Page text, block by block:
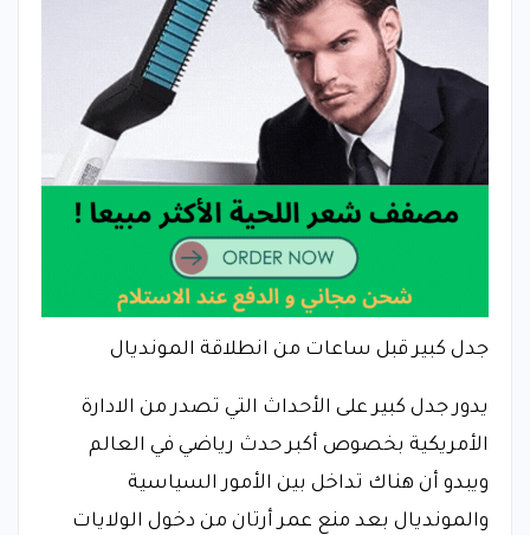
جدل كبير قبل ساعات من انطلاقة المونديال
يدور جدل كبير على الأحداث التي تصدر من الادارة
الأمريكية بخصوص أكبر حدث رياضي في العالم
ويبدو أن هناك تداخل بين الأمور السياسية
والمونديال بعد منع عمر أرتان من دخول الولايات